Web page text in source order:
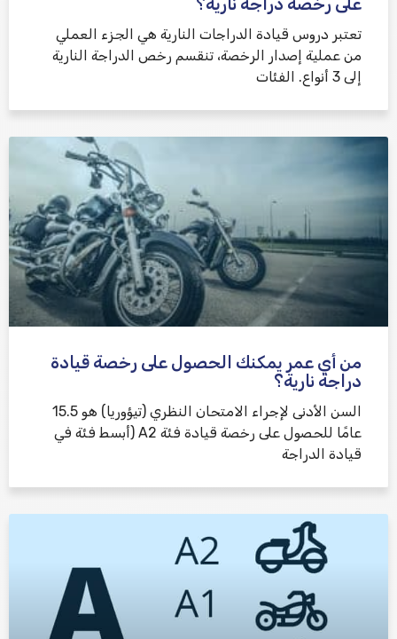
تعتبر دروس قيادة الدراجات النارية هي الجزء العملي
من عملية إصدار الرخصة، تنقسم رخص الدراجة النارية
إلى 3 أنواع. الفئات
من أي عمر يمكنك الحصول على رخصة قيادة
دراجة نارية؟
السن الأدنى لإجراء الامتحان النظري (تيؤوريا) هو 15.5
عامًا للحصول على رخصة قيادة فئة A2 (أبسط فئة في
قيادة الدراجة